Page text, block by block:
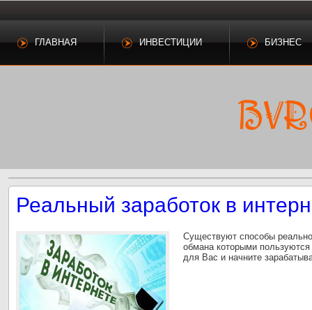
ГЛАВНАЯ ИНВЕСТИЦИИ БИЗНЕС
Реальный заработок в
Существуют способы
обмана которыми
для Вас и начните